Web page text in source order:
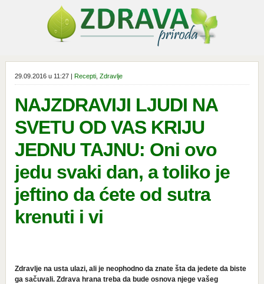
29.09.2016 u 11:27 | Recepti, Zdravlje
NAJZDRAVIJI LJUDI NA
SVETU OD VAS KRIJU
JEDNU TAJNU: Oni ovo
jedu svaki dan, a toliko je
jeftino da ćete od sutra
krenuti i vi
Zdravlje na usta ulazi, ali je neophodno da znate šta da jedete da biste
ga sačuvali. Zdrava hrana treba da bude osnova njege vašeg